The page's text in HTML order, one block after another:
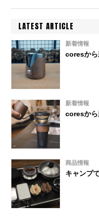
LATEST ARTICLE
新着情報
coresから
新着情報
coresから
商品情報
キャンプ